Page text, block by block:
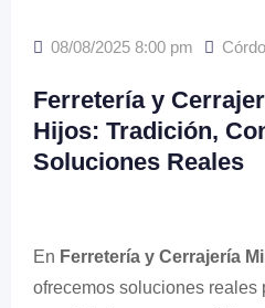
08/08/2025 8:00 pm
Ferretería y
Hijos: Tradición,
Soluciones Reales
En Ferretería y Cerrajería
ofrecemos soluciones reales